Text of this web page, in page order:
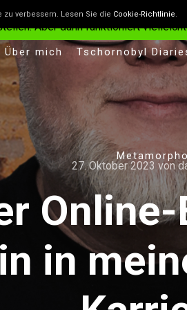
Über mich Tschornobyl
27. Oktober 2023 von
in
zu verbessern. Lesen Sie die Cookie-Richtlinie.
die helfen, die Website besser zu
Aber dann funktioniert